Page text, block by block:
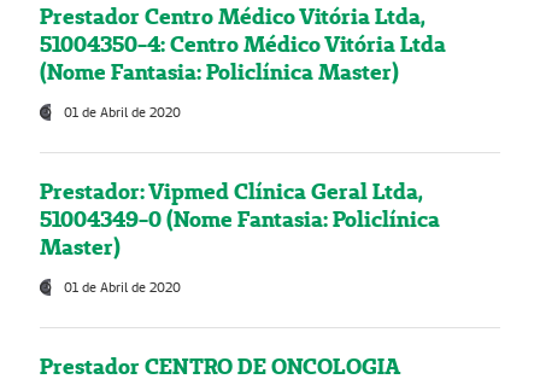
Prestador Centro Médico Vitória Ltda,
51004350-4: Centro Médico Vitória Ltda
(Nome Fantasia: Policlínica Master)
01 de Abril de 2020
Prestador: Vipmed Clínica Geral Ltda,
51004349-0 (Nome Fantasia: Policlínica
Master)
01 de Abril de 2020
Prestador CENTRO DE ONCOLOGIA